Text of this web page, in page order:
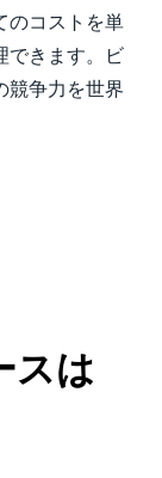
のコストを単
できます。ビ
競争力を世界
スは